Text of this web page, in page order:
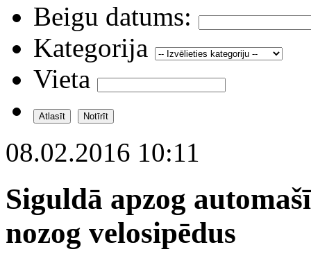
Beigu datums:
Kategorija
Vieta
08.02.2016 10:11
Siguldā apzog
nozog velosipēdus